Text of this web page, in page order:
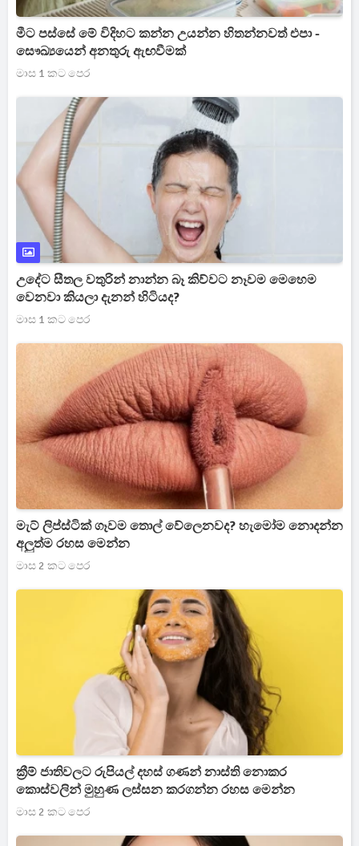
මීට පස්සේ මේ විදිහට කන්න උයන්න හිතන්නවත් එපා -
සෞඛ්‍යයෙන් අනතුරු ඇඟවීමක්
මාස 1 කට පෙර
උදේට සීතල වතුරින් නාන්න බෑ කිව්වට නෑවම මෙහෙම
වෙනවා කියලා දැනන් හිටියද?
මාස 1 කට පෙර
මැට් ලිප්ස්ටික් ගෑවම තොල් වේලෙනවද? හැමෝම නොදන්න
අලුත්ම රහස මෙන්න
මාස 2 කට පෙර
ක්‍රීම් ජාතිවලට රුපියල් දහස් ගණන් නාස්ති නොකර
කොස්වලින් මුහුණ ලස්සන කරගන්න රහස මෙන්න
මාස 2 කට පෙර